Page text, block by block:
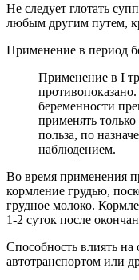
Не следует глотать
любым другим путем,
Применение в период
Применение в I
беременности
применять
польза, по
наблюдением.
Во время применения
кормление грудью,
грудное молоко.
1-2 суток после
Способность влиять на
автотранспортом или